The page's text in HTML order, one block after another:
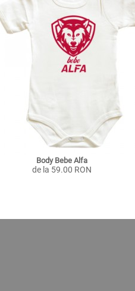
Body Bebe Alfa
de la 59.00 RON